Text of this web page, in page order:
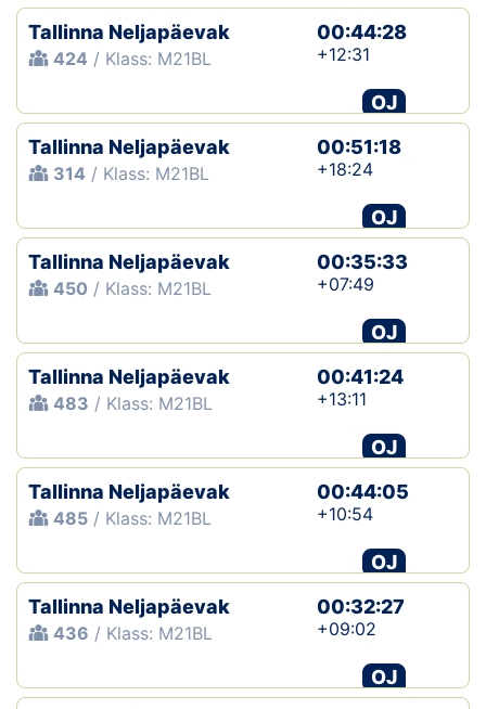
Koondised
Tule klubisse!
Tulemused
Dokumendid
Suletud maastikud
Ajalugu
OTSI
Tallinna Neljapäevak
424 / Klass: M21BL
00:44:28
+12:31
OJ
Tallinna Neljapäevak
314 / Klass: M21BL
00:51:18
+18:24
OJ
Tallinna Neljapäevak
450 / Klass: M21BL
00:35:33
+07:49
OJ
Tallinna Neljapäevak
483 / Klass: M21BL
00:41:24
+13:11
OJ
Tallinna Neljapäevak
485 / Klass: M21BL
00:44:05
+10:54
OJ
Tallinna Neljapäevak
436 / Klass: M21BL
00:32:27
+09:02
OJ